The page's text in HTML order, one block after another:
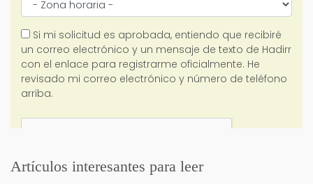
Artículos interesantes para leer